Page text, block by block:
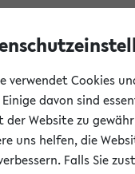
eKVV Funktion
am System
verwendet Cookies
davon sind
Website zu
uns helfen, die
Falls Sie